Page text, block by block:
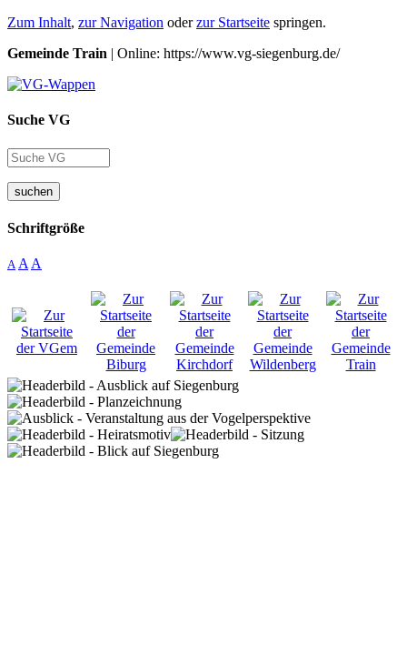
Zum Inhalt, zur Navigation oderzur Startseite springen.
Gemeinde Train | Online: https://www.vg-siegenburg.de/
Suche VG
suchen
Schriftgröße
A A A